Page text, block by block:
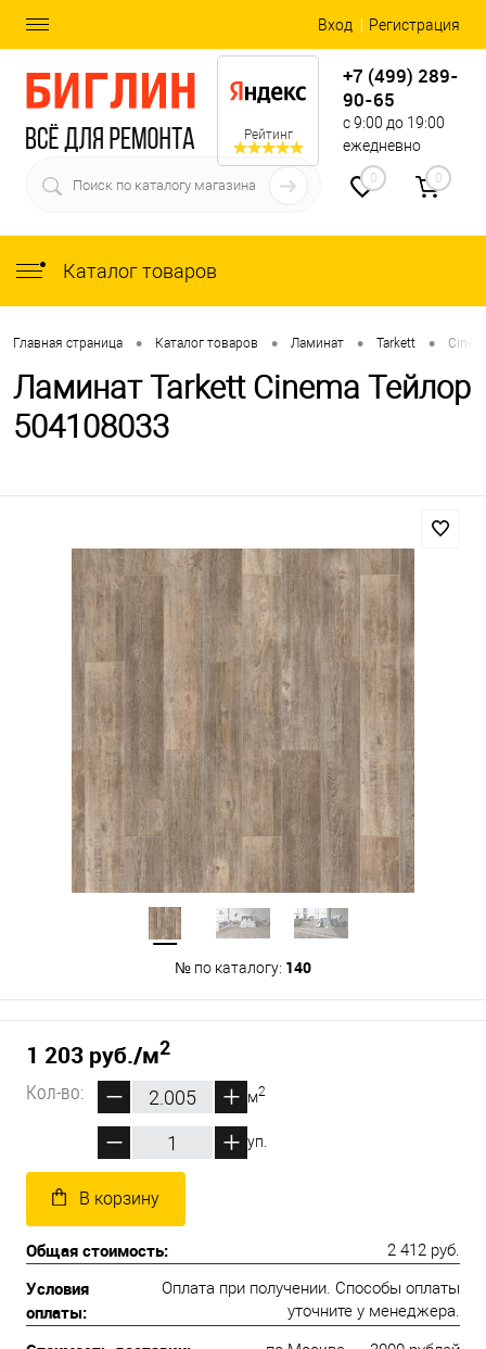
Вход Регистрация
Рейтинг
+7 (499) 289-
90-65
с 9:00 до 19:00
ежедневно
0 0
Каталог товаров
Главная страница • Каталог товаров • Ламинат • Tarkett •
Ламинат Tarkett Cinema Тейлор
504108033
№ по каталогу: 140
1 203 руб./м2
Кол-во:
м2
уп.
В корзину
Общая стоимость: 2 412 руб.
Условия
оплаты:
Оплата при получении. Способы оплаты
уточните у менеджера.